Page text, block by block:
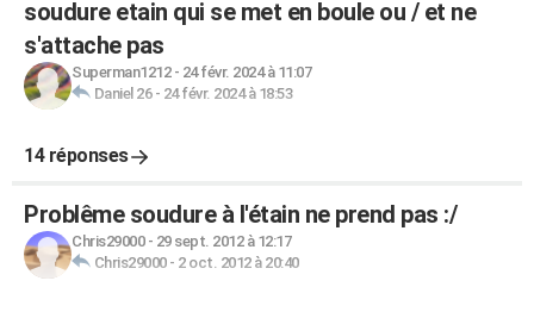
soudure etain qui se met en boule ou / et ne
s'attache pas
Superman1212- 24 févr. 2024 à 11:07
Daniel 26- 24 févr. 2024 à 18:53
14 réponses
Problême soudure à l'étain ne prend pas :/
Chris29000- 29 sept. 2012 à 12:17
Chris29000- 2 oct. 2012 à 20:40